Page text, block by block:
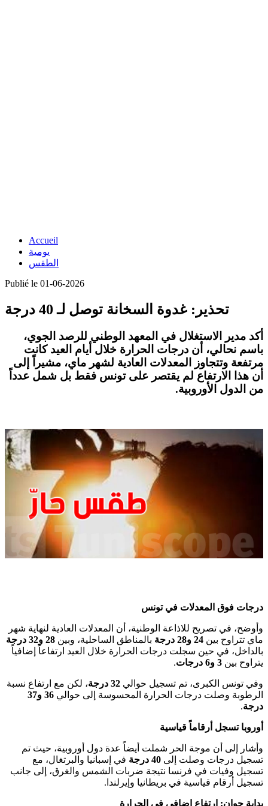
Accueil
يومية
الطقس
Publié le 01-06-2026
تحذير: غدوة السخانة توصل لـ 40 درجة
أكد مدير الاستغلال في المعهد الوطني للرصد الجوي،
باسم نحالي، أن درجات الحرارة خلال أيام العيدكانت
مرتفعة وتتجاوز المعدلات العادية لشهر ماي، مشيراً إلى
أن هذا الارتفاع لم يقتصر على تونس فقط بل شمل عدداً
من الدول الأوروبية.
درجات فوق المعدلات في تونس
وأوضح، في تصريح للاذاعة الوطنية، أن المعدلات العادية لنهاية شهر
ماي تتراوح بين 24 و28 درجة بالمناطق الساحلية، وبين 28 و32 درجة
بالداخل، في حين سجلت درجات الحرارة خلال العيد ارتفاعاً إضافياً
يتراوح بين 3 و6 درجات .
وفي تونس الكبرى، تم تسجيل حوالي 32 درجة
، لكن مع ارتفاع نسبة
الرطوبة وصلت درجات الحرارة المحسوسة إلى حوالي
36 و37
درجة.
أوروبا تسجل أرقاماً قياسية
وأشار إلى أن موجة الحر شملت أيضاً عدة دول أوروبية، حيث تم
تسجيل درجات وصلت إلى 40 درجة
في إسبانيا والبرتغال، مع
تسجيل وفيات في فرنسا نتيجة ضربات الشمس والغرق، إلى جانب
تسجيل أرقام قياسية في بريطانيا وإيرلندا.
بداية جوان: ارتفاع إضافي في الحرارة